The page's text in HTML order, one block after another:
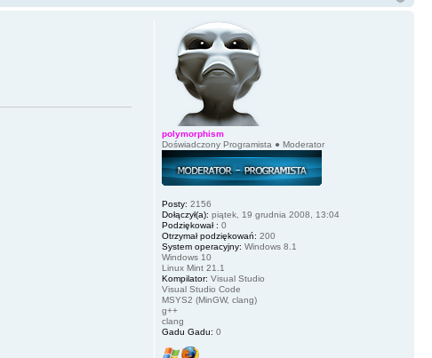
polymorphism
Doświadczony Programista ● Moderator
Posty: 2156
Dołączył(a): piątek, 19 grudnia 2008, 13:04
Podziękował : 0
Otrzymał podziękowań: 200
System operacyjny: Windows 8.1
Windows 10
Linux Mint 21.1
Kompilator: Visual Studio
Visual Studio Code
MSYS2 (MinGW, clang)
g++
clang
Gadu Gadu: 0